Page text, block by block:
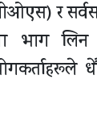
र
भाग लिन